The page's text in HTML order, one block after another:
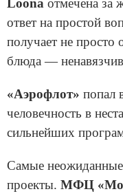
Loona отмечена за
ответ на простой
получает не
блюда —
«Аэрофлот» попал
человечность в
сильнейших
Самые
проекты. МФЦ